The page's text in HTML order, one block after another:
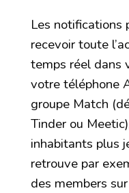
Les notifications
recevoir toute
temps réel dans
votre téléphone
groupe Match
Tinder ou
inhabitants plus
retrouve par
des members